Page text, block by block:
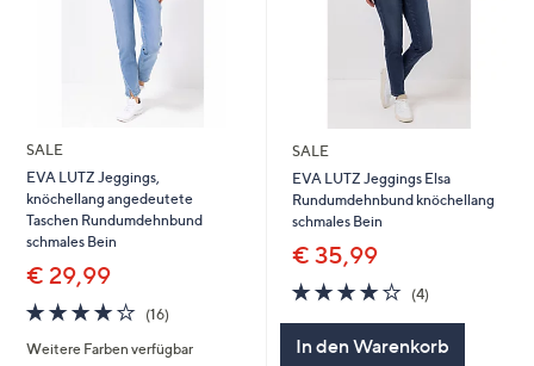
SALE
EVA LUTZ Jeggings,
knöchellang angedeutete
Taschen Rundumdehnbund
schmales Bein
€ 29,99
3.9
von
5
(16)
Weitere Farben verfügbar
SALE
EVA LUTZ Jeggings Elsa
Rundumdehnbund knöchellang
schmales Bein
€ 35,99
3.8
von
5
(4)
In den Warenkorb